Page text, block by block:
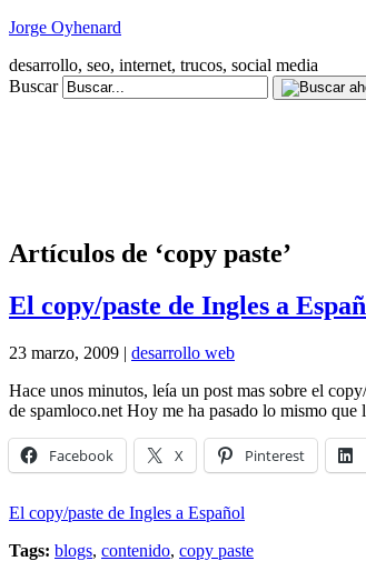
Jorge Oyhenard
desarrollo, seo, internet, trucos, social media
Buscar
Artículos de ‘copy paste’
El copy/paste de Ingles a
23 marzo, 2009 | desarrollo web
Hace unos minutos, leía un post mas sobre el
de spamloco.net Hoy me ha pasado lo mismo
Facebook X Pinterest
El copy/paste de Ingles a Español
Tags: blogs, contenido, copy paste